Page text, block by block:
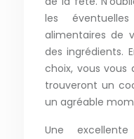
les
alimentaires de
des ingrédients.
choix, vous vous
trouveront un
un agréable
Une